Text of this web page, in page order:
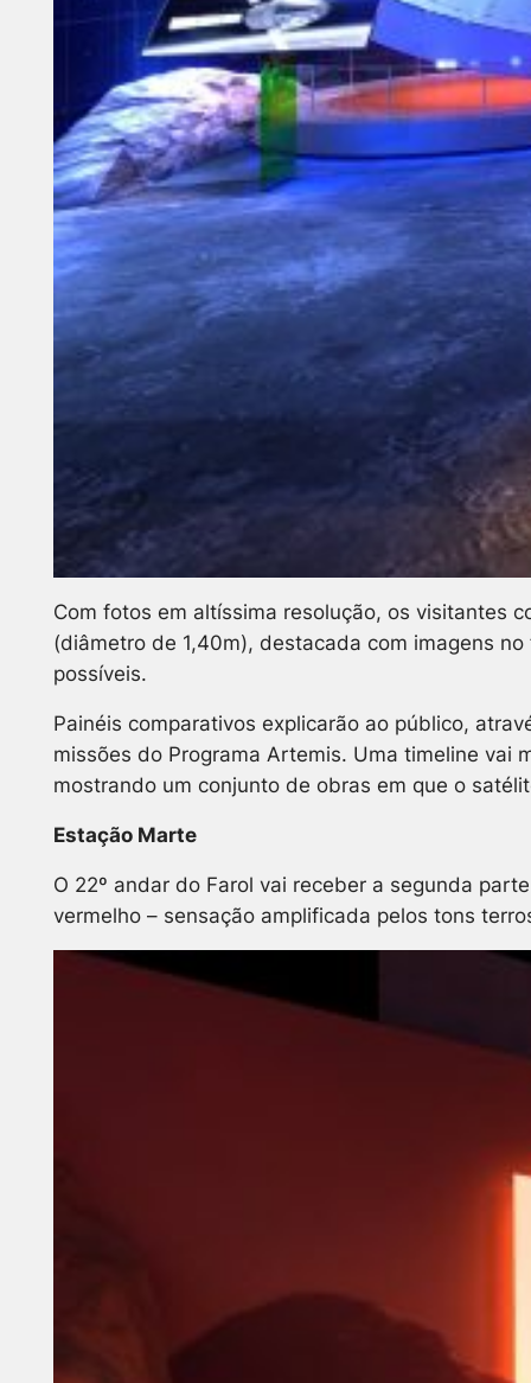
Com fotos em altíssima resolução, os visitantes
(diâmetro de 1,40m), destacada com imagens
possíveis.
Painéis comparativos explicarão ao público,
missões do Programa Artemis. Uma timeline vai
mostrando um conjunto de obras em que o
Estação Marte
O 22º andar do Farol vai receber a segunda
vermelho – sensação amplificada pelos tons